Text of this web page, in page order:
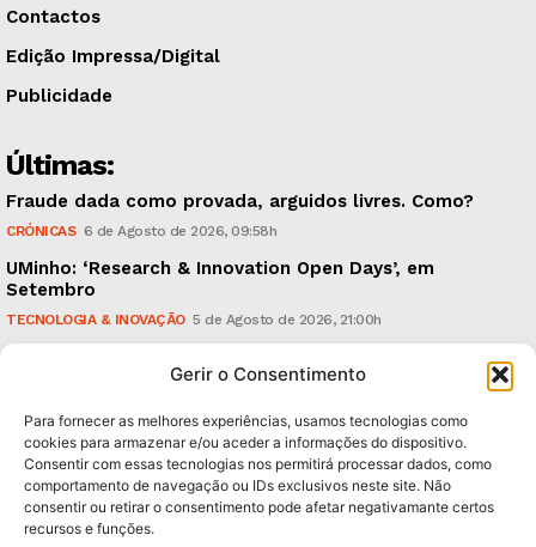
Gerir o Consentimento
Para fornecer as melhores experiências, usamos tecnologias como
cookies para armazenar e/ou aceder a informações do dispositivo.
Consentir com essas tecnologias nos permitirá processar dados, como
comportamento de navegação ou IDs exclusivos neste site. Não
consentir ou retirar o consentimento pode afetar negativamante certos
recursos e funções.
Contactos
Edição Impressa/Digital
Publicidade
Últimas:
Fraude dada como provada, arguidos livres. Como?
CRÓNICAS 6 de Agosto de 2026, 09:58h
UMinho: ‘Research & Innovation Open Days’, em
Setembro
TECNOLOGIA & INOVAÇÃO 5 de Agosto de 2026, 21:00h
avança para a sua concretização
Subscreva Newsletter: